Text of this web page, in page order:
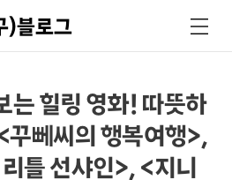
)블로그
색
메
뉴
는 힐링 영화! 따뜻하
꾸뻬씨의 행복여행>,
틀 선샤인>, <지니